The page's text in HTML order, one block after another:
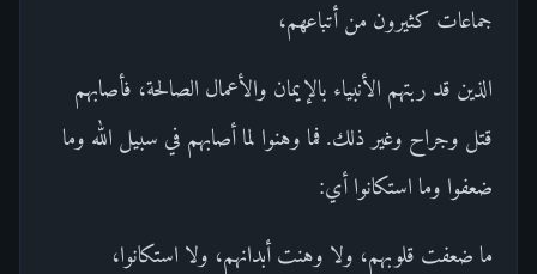
جماعات كثيرون من أتباعهم،
الذين قد ربتهم الأنبياء بالإيمان والأعمال الصالحة، فأصابهم
قتل وجراح وغير ذلك. فما وهنوا لما أصابهم في سبيل الله وما
ضعفوا وما استكانوا أي:
ما ضعفت قلوبهم، ولا وهنت أبدانهم، ولا استكانوا،